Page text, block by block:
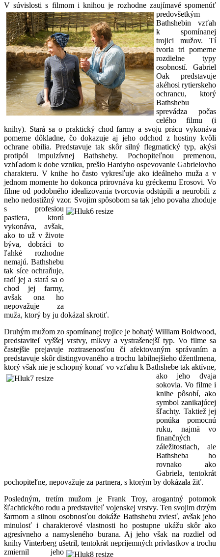
V súvislosti s filmom i knihou je rozhodne zaujímavé spomenúť
predovšetkým
Bathshebin vzťah
k spomínanej
trojici mužov. Tí
tvoria tri pomerne
rozdielne typy
osobností. Gabriel
Oak predstavuje
akéhosi rytierskeho
ochrancu, ktorý
Bathshebu
sprevádza počas
celého filmu (i
knihy). Stará sa o praktický chod farmy a svoju prácu vykonáva
pomerne dôkladne, čo dokazuje aj jeho odchod z hostiny kvôli
ochrane obilia. Predstavuje tak skôr silný flegmatický typ, akýsi
protipól impulzívnej Bathsheby. Pochopiteľnou premenou,
vzhľadom k dobe vzniku, prešlo Hardyho ospevovanie Gabrielovho
charakteru. V knihe ho často vykresľuje ako ideálneho muža a v
jednom momente ho dokonca prirovnáva ku gréckemu Erosovi. Vo
filme od podobného idealizovania tvorcovia odstúpili a neurobili z
neho nedostižný vzor. Svojim spôsobom sa tak jeho povaha zhoduje
s profesiou
pastiera, ktorú
vykonáva, avšak,
ako to už v živote
býva, dobráci to
ľahké rozhodne
nemajú. Bathshebu
tak síce ochraňuje,
radí jej a stará sa o
chod jej farmy,
avšak ona ho
nepovažuje za
muža, ktorý by ju dokázal skrotiť.
Druhým mužom zo spomínanej trojice je bohatý William Boldwood,
predstaviteľ vyššej vrstvy, mĺkvy a vystrašenejší typ. Vo filme sa
častejšie prejavuje roztrasenosťou či afektovaným správaním a
predstavuje skôr distingvovaného a trochu labilnejšieho džentlmena,
ktorý však nie je schopnýkonať vo vzťahu k Bathshebe tak aktívne,
ako jeho dvaja
sokovia. Vo filme i
knihe pôsobí, ako
symbol zanikajúcej
šľachty. Taktiež jej
ponúka pomocnú
ruku, najmä vo
finančných
záležitostiach, ale
Bathsheba ho
rovnako ako
Gabriela, tentokrát
pochopiteľne, nepovažuje za partnera, s ktorým by dokázala žiť.
Posledným, tretím mužom je Frank Troy, arogantný potomok
šľachtického rodu a predstaviteľ vojenskej vrstvy. Ten svojim drzým
šarmom a silnou osobnosťou dokáže Bathshebu zviesť, avšak jeho
minulosť i charakterové vlastnosti ho postupne ukážu skôr ako
agresívneho a namysleného burana. Aj jeho však na rozdiel od
knihy Vinterberg ušetril, tentokrát nepríjemných prívlastkov a trochu
zmiernil jeho